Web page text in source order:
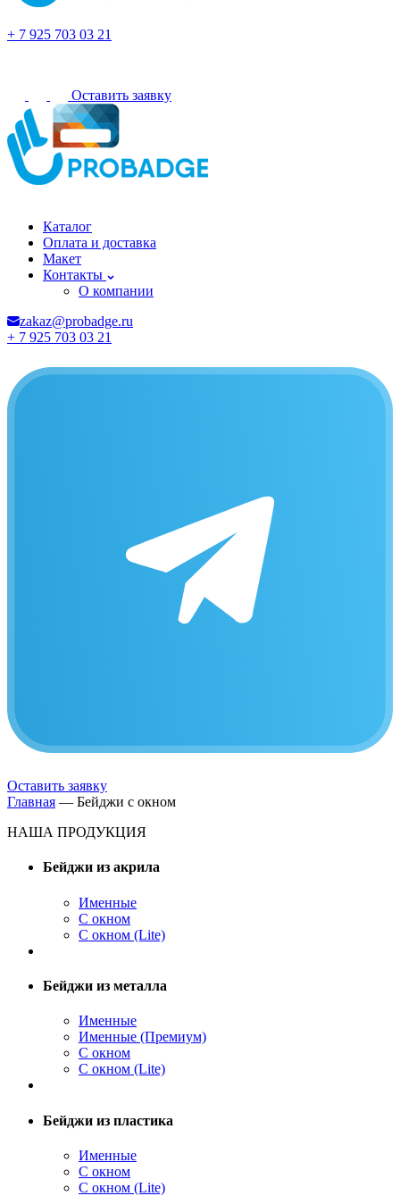
+ 7 925 703 03 21
Оставить заявку
Каталог
Оплата и доставка
Макет
Контакты
О компании
zakaz@probadge.ru
+ 7 925 703 03 21
Оставить заявку
Главная — Бейджи с окном
НАША ПРОДУКЦИЯ
Бейджи из акрила
Именные
С окном
С окном (Lite)
Бейджи из металла
Именные
Именные (Премиум)
С окном
С окном (Lite)
Бейджи из пластика
Именные
С окном
С окном (Lite)